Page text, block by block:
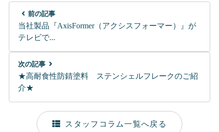
前の記事
当社製品『AxisFormer（アクシスフォーマー）』が
テレビで...
次の記事
★高耐食性防錆塗料 ステンシェルフレークのご紹
介★
スタッフコラム一覧へ戻る